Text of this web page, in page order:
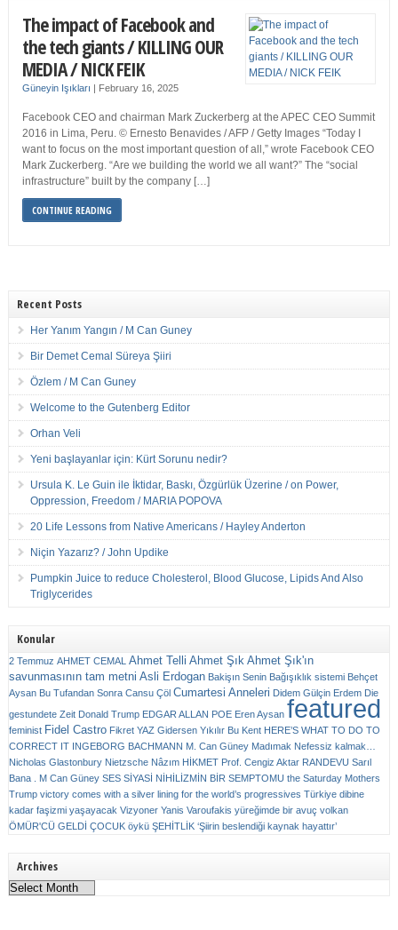
The impact of Facebook and
the tech giants / KILLING OUR
MEDIA / NICK FEIK
Güneyin Işıkları | February 16, 2025
Facebook CEO and chairman Mark Zuckerberg at the APEC CEO Summit
2016 in Lima, Peru. © Ernesto Benavides / AFP / Getty Images “Today I
want to focus on the most important question of all,” wrote Facebook CEO
Mark Zuckerberg. “Are we building the world we all want?” The “social
infrastructure” built by the company […]
CONTINUE READING
Recent Posts
Her Yanım Yangın / M Can Guney
Bir Demet Cemal Süreya Şiiri
Özlem / M Can Guney
Welcome to the Gutenberg Editor
Orhan Veli
Yeni başlayanlar için: Kürt Sorunu nedir?
Ursula K. Le Guin ile İktidar, Baskı, Özgürlük Üzerine / on Power,
Oppression, Freedom / MARIA POPOVA
20 Life Lessons from Native Americans / Hayley Anderton
Niçin Yazarız? / John Updike
Pumpkin Juice to reduce Cholesterol, Blood Glucose, Lipids And Also
Triglycerides
Konular
2 Temmuz AHMET CEMAL Ahmet Telli Ahmet Şık Ahmet Şık'ın
savunmasının tam metni Asli Erdogan Bakişın Senin Bağışıklık sistemi Behçet
Aysan Bu Tufandan Sonra Cansu Çöl Cumartesi Anneleri Didem Gülçin Erdem Die
gestundete Zeit Donald Trump EDGAR ALLAN POE Eren Aysan featured
feminist Fidel Castro Fikret YAZ Gidersen Yıkılır Bu Kent HERE’S WHAT TO DO TO
CORRECT IT INGEBORG BACHMANN M. Can Güney Madımak Nefessiz kalmak…
Nicholas Glastonbury Nietzsche Nâzım HİKMET Prof. Cengiz Aktar RANDEVU Sarıl
Bana . M Can Güney SES SİYASİ NİHİLİZMİN BİR SEMPTOMU the Saturday Mothers
Trump victory comes with a silver lining for the world’s progressives Türkiye dibine
kadar faşizmi yaşayacak Vizyoner Yanis Varoufakis yüreğimde bir avuç volkan
ÖMÜR'CÜ GELDİ ÇOCUK öykü ŞEHİTLİK ‘Şiirin beslendiği kaynak hayattır’
Archives
Archives